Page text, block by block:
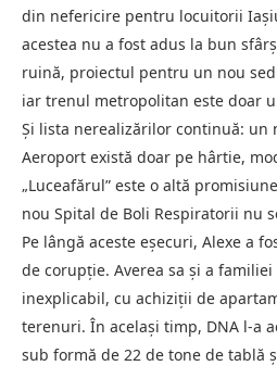
din nefericire pentru locuitorii
acestea nu a fost adus la bun
ruină, proiectul pentru un nou
iar trenul metropolitan este doar
Și lista nerealizărilor continuă: un
Aeroport există doar pe hârtie,
„Luceafărul” este o altă
nou Spital de Boli Respiratorii nu
Pe lângă aceste eșecuri, Alexe a
de corupție. Averea sa și a familiei
inexplicabil, cu achiziții de
terenuri. În același timp, DNA l-a
sub formă de 22 de tone de tablă